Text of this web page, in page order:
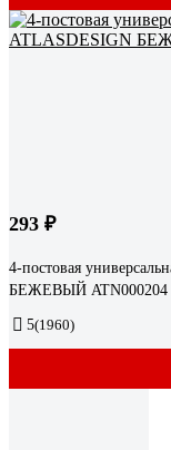
293 ₽
4-постовая
БЕЖЕВЫЙ ATN000204
5(1960)